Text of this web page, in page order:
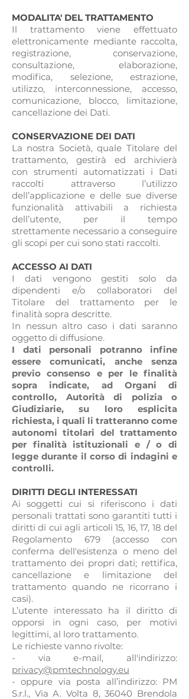
MODALITA' DEL TRATTAMENTO
Il trattamento viene effettuato
elettronicamente mediante raccolta,
registrazione, conservazione,
consultazione, elaborazione,
modifica, selezione, estrazione,
utilizzo, interconnessione, accesso,
comunicazione, blocco, limitazione,
cancellazione dei Dati.
CONSERVAZIONE DEI DATI
La nostra Società, quale Titolare del
trattamento, gestirà ed archivierà
con strumenti automatizzati i Dati
raccolti attraverso l’utilizzo
dell’applicazione e delle sue diverse
funzionalità attivabili a richiesta
dell’utente, per il tempo
strettamente necessario a conseguire
gli scopi per cui sono stati raccolti.
ACCESSO AI DATI
I dati vengono gestiti solo da
dipendenti e/o collaboratori del
Titolare del trattamento per le
finalità sopra descritte.
In nessun altro caso i dati saranno
oggetto di diffusione.
I dati personali potranno infine
essere comunicati, anche senza
previo consenso e per le finalità
sopra indicate, ad Organi di
controllo, Autorità di polizia o
Giudiziarie, su loro esplicita
richiesta, i quali li tratteranno come
autonomi titolari del trattamento
per finalità istituzionali e / o di
legge durante il corso di indagini e
controlli.
DIRITTI DEGLI INTERESSATI
Ai soggetti cui si riferiscono i dati
personali trattati sono garantiti tutti i
diritti di cui agli articoli 15, 16, 17, 18 del
Regolamento 679 (accesso con
conferma dell'esistenza o meno del
trattamento dei propri dati; rettifica,
cancellazione e limitazione del
trattamento quando ne ricorrano i
casi).
L’utente interessato ha il diritto di
opporsi in ogni caso, per motivi
legittimi, al loro trattamento.
Le richieste vanno rivolte:
- via e-mail, all'indirizzo:
privacy@pmtechnology.eu
- oppure via posta all’indirizzo: PM
S.r.l., Via A. Volta 8, 36040 Brendola